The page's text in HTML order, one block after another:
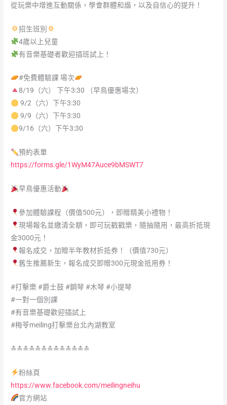
從玩樂中增進互動關係，學會群體和諧，以及自信心的提升！
招生班別
4歲以上兒童
有音樂基礎者歡迎插班試上！
#免費體驗課 場次
8/19（六） 下午3:30 （早鳥優惠場次）
9/2（六）下午3:30
9/9（六）下午3:30
9/16（六）下午3:30
預約表單
https://forms.gle/1WyM47Auce9bMSWT7
早鳥優惠活動
參加體驗課程（價值500元），即贈精美小禮物！
現場報名並繳清全額，即可玩戳戳樂，隨抽隨用，最高折抵現
金3000元！
報名成交，加贈半年教材折抵券！（價值730元）
舊生推薦新生，報名成交即贈300元現金抵用券！
#打擊樂 #爵士鼓 #鋼琴 #木琴 #小提琴
#一對一個別課
#有音樂基礎歡迎插試上
#梅苓meiling打擊樂台北內湖教室
≛≛≛≛≛≛≛≛≛≛≛≛≛
粉絲頁
https://www.facebook.com/meilingneihu
官方網站